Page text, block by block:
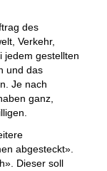
des
Verkehr,
jedem gestellten
und das
Je nach
ganz,
abgesteckt».
Dieser soll